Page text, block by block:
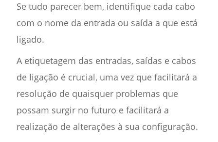
Se tudo parecer bem, identifique cada cabo
com o nome da entrada ou saída a que está
ligado.
A etiquetagem das entradas, saídas e cabos
de ligação é crucial, uma vez que facilitará a
resolução de quaisquer problemas que
possam surgir no futuro e facilitará a
realização de alterações à sua configuração.